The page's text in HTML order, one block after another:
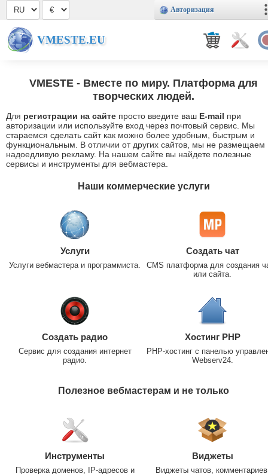
Авторизация
VMESTE.EU
VMESTE - Вместе по миру. Платформа для
творческих людей.
Для регистрации на сайте просто введите ваш E-mail при
авторизации или используйте вход через почтовый сервис. Мы
стараемся сделать сайт как можно более удобным, быстрым и
функциональным. В отличии от других сайтов, мы не размещаем
надоедливую рекламу. На нашем сайте вы найдете полезные
сервисы и инструменты для вебмастера.
Наши коммерческие услуги
Услуги
Услуги вебмастера и программиста.
Создать чат
CMS платформа для создания
или сайта.
Создать радио
Сервис для создания интернет
радио.
Хостинг PHP
PHP-хостинг с панелью
Webserv24.
Полезное вебмастерам и не только
Инструменты
Проверка доменов, IP-адресов и
Виджеты
Виджеты чатов,